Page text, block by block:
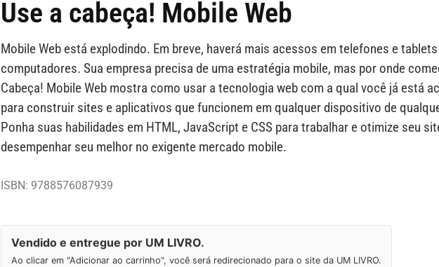
Use a cabeça! Mobile Web
Mobile Web está explodindo. Em breve, haverá mais acessos em telefones e
computadores. Sua empresa precisa de uma estratégia mobile, mas por onde
Cabeça! Mobile Web mostra como usar a tecnologia web com a qual você já está
para construir sites e aplicativos que funcionem em qualquer dispositivo de
Ponha suas habilidades em HTML, JavaScript e CSS para trabalhar e otimize seu
desempenhar seu melhor no exigente mercado mobile.
ISBN: 9788576087939
Vendido e entregue por UM LIVRO.
Ao clicar em "Adicionar ao carrinho", você será redirecionado para o site da UM LIVRO.